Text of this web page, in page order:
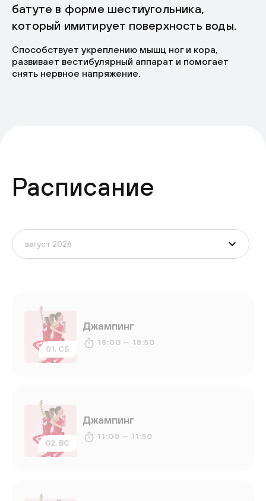
батуте в форме шестиугольника,
который имитирует поверхность воды.
Способствует укреплению мышц ног и кора,
развивает вестибулярный аппарат и помогает
снять нервное напряжение.
Расписание
01, СБ
Джампинг
18:00 — 18:50
02, ВС
Джампинг
11:00 — 11:50